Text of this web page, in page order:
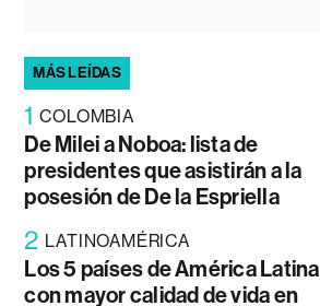
MÁS LEÍDAS
1 COLOMBIA
De Milei a Noboa: lista de
presidentes que asistirán a la
posesión de De la Espriella
2 LATINOAMÉRICA
Los 5 países de América Latina
con mayor calidad de vida en